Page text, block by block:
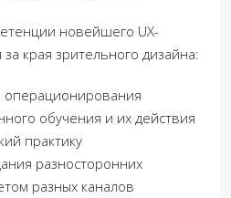
новейшего UX-
края зрительного дизайна:
операционирования
обучения и их действия
практику
разносторонних
разных каналов